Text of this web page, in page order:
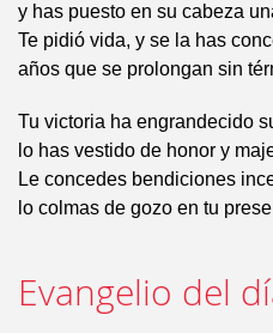
y has puesto en su cabeza
Te pidió vida, y se la has
años que se prolongan sin
Tu victoria ha engrandecido
lo has vestido de honor y
Le concedes bendiciones
lo colmas de gozo en tu
Evangelio del